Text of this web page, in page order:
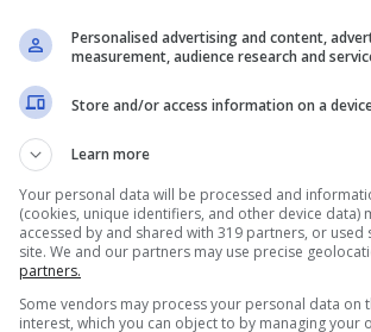
all’Allianz Stadium
per un risentimento
e la Serbia. Nonostante la
con una vittoria, giusto
Personalised advertising and content,
measurement, audience research and
Store and/or access information on a
Learn more
Your personal data will be processed and
(cookies, unique identifiers, and other device data)
accessed by and shared with 319 partners, or used
site. We and our partners may use precise
partners.
Some vendors may process your personal data on
interest, which you can object to by managing your